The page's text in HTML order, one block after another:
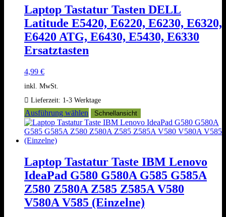
auf.
Die
Optionen
können
auf
Laptop Tastatur Tasten DELL
Latitude E5420, E6220, E6230, E6320,
E6420 ATG, E6430, E5430, E6330
Ersatztasten
4,99 €
inkl. MwSt.
Lieferzeit: 1-3 Werktage
Ausführung wählen
Dieses
Produkt
weist
auf.
Die
Optionen
können
auf
der
Produktseite
Schnellansicht
Laptop Tastatur Taste IBM Lenovo
IdeaPad G580 G580A G585 G585A
Z580 Z580A Z585 Z585A V580
V580A V585 (Einzelne)